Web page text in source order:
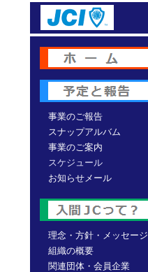
事業のご報告
スナップアルバム
事業のご案内
スケジュール
お知らせメール
理念・方針・メッセージ
組織の概要
関連団体・会員企業